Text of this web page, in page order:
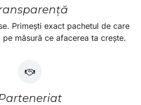
Primești exact pachetul de care
măsură ce afacerea ta crește.